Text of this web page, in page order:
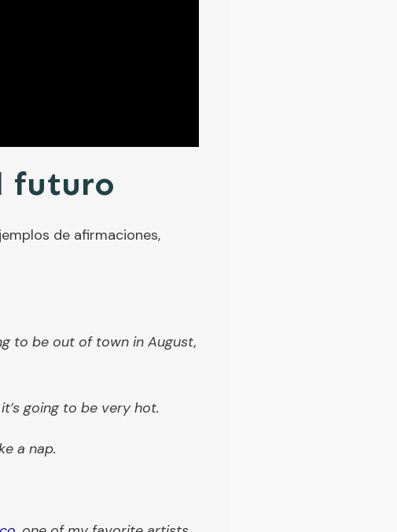
futuro
de afirmaciones,
to be out of town in August,
going to be very hot.
a nap.